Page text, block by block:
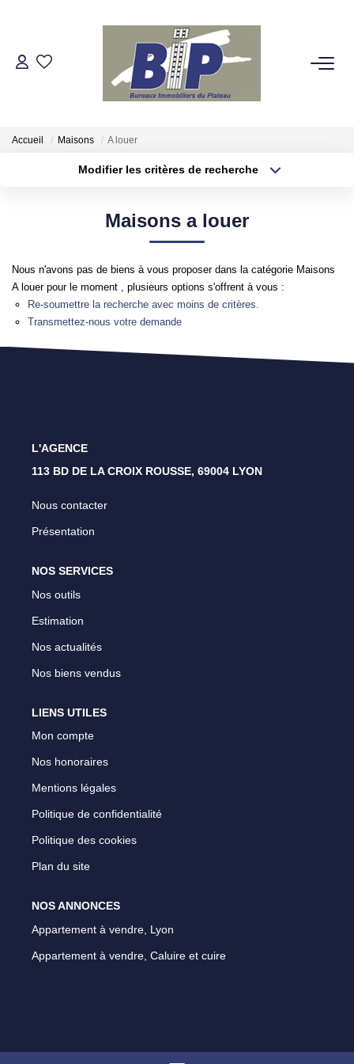
VENTES
BIENS VENDUS
NOTRE AGENCE
Nos Partenaires
Accueil Maisons A louer
Modifier les critères de recherche
Plus de critères Créer une alerte
Maisons a louer
Nous n'avons pas de biens à vous proposer dans la catégorie Maisons
A louer pour le moment , plusieurs options s'offrent à vous :
Re-soumettre la recherche avec moins de critères.
Transmettez-nous votre demande
L'AGENCE
113 BD DE LA CROIX ROUSSE, 69004 LYON
Nous contacter
Présentation
NOS SERVICES
Nos outils
Estimation
Nos actualités
Nos biens vendus
LIENS UTILES
Mon compte
Nos honoraires
Mentions légales
Politique de confidentialité
Politique des cookies
Plan du site
NOS ANNONCES
Appartement à vendre, Lyon
Appartement à vendre, Caluire et cuire